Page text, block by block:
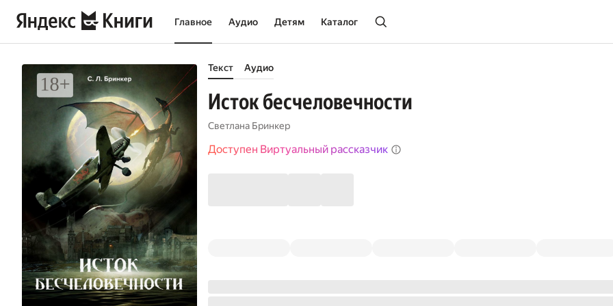
Главное Аудио Детям Каталог
Текст Аудио
Исток бесчеловечности
Светлана Бринкер
Доступен Виртуальный рассказчик